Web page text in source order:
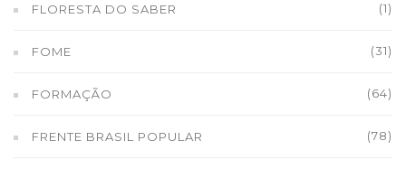
FLORESTA DO SABER (1)
FOME (31)
FORMAÇÃO (64)
FRENTE BRASIL POPULAR (78)